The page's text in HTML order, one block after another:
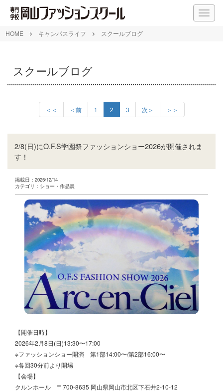
M
E
HOME キャンパスライフ スクールブログ
スクールブログ
＜＜ ＜前 1 2 3 次＞ ＞＞
2/8(日)にO.F.S学園祭ファッションショー2026が開催されま
す！
掲載日：2025/12/14
カテゴリ：ショー・作品展
【開催日時】
2026年2月8日(日)13:30〜17:00
※ファッションショー開演 第1部14:00〜/第2部16:00〜
※各回30分前より開場
【会場】
クルンホール 〒700-8635 岡山県岡山市北区下石井2-10-12